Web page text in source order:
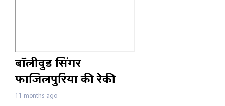
बॉलीवुड सिंगर
फाजिलपुरिया की रेकी
करने वाले का एनकाउंटर
11 months ago